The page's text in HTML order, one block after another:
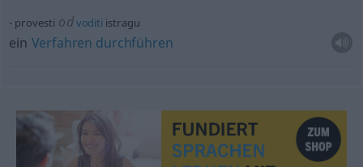
provesti odvoditi istragu
ein Verfahren durchführen